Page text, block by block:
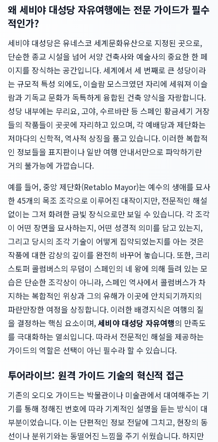
왜 세비야 대성당 자유여행에는 전문 가이드가 필수
적인가?
세비야 대성당은 유네스코 세계문화유산으로 지정된 곳으로,
단순한 종교 시설을 넘어 서양 건축사와 예술사의 중요한 한 페
이지를 장식하는 공간입니다. 세계에서 세 번째로 큰 성당이라
는 규모적 특성 외에도, 이슬람 모스크였던 자리에 세워져 이슬
람과 기독교 문화가 독특하게 융합된 건축 양식을 자랑합니다.
성당 내부에는 무리요, 고야, 수르바란 등 스페인 황금세기 거장
들의 작품들이 곳곳에 자리하고 있으며, 각 예배당과 제단화는
저마다의 신학적, 역사적 상징을 품고 있습니다. 이러한 복합적
인 정보들을 표지판이나 일반 여행 안내서만으로 파악하기란
거의 불가능에 가깝습니다.
예를 들어, 중앙 제단화(Retablo Mayor)는 예수의 생애를 묘사
한 45개의 목조 조각으로 이루어진 대작이지만, 전문적인 해설
없이는 그저 화려한 금빛 장식으로만 보일 수 있습니다. 각 조각
이 어떤 장면을 묘사하는지, 어떤 성경적 의미를 담고 있는지,
그리고 당시의 조각 기술이 어떻게 집약되었는지를 아는 것은
작품에 대한 감상의 깊이를 완전히 바꾸어 놓습니다. 또한, 크리
스토퍼 콜럼버스의 무덤이 스페인의 네 왕에 의해 들려 있는 모
습은 단순한 조각상이 아니라, 스페인 역사에서 콜럼버스가 차
지하는 복합적인 위상과 그의 유해가 이곳에 안치되기까지의
파란만장한 여정을 상징합니다. 이러한 배경지식은 여행의 질
을 결정하는 핵심 요소이며,세비야 대성당 자유여행의 만족도
를 극대화하는 열쇠입니다. 따라서 전문적인 해설을 제공하는
가이드의 역할은 선택이 아닌 필수라 할 수 있습니다.
투어라이브: 원격 가이드 기술의 혁신적 접근
기존의 오디오 가이드는 박물관이나 미술관에서 대여해주는 기
기를 통해 정해진 번호에 따라 기계적인 설명을 듣는 방식이 대
부분이었습니다. 이는 단편적인 정보 전달에 그치고, 현장의 동
선이나 분위기와는 동떨어진 느낌을 주기 쉬웠습니다. 하지만